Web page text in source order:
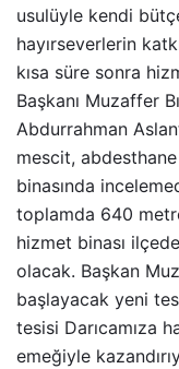
usulüyle kendi
hayırseverlerin
kısa süre sonra
Başkanı Muzaffer
Abdurrahman
mescit,
binasında
toplamda 640
hizmet binası
olacak. Başkan
başlayacak yeni
tesisi Darıcamıza
emeğiyle